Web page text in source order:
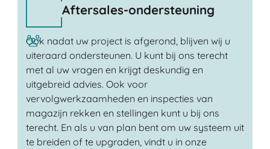
Aftersales-ondersteuning
Ook nadat uw project is afgerond, blijven wij u
uiteraard ondersteunen. U kunt bij ons terecht
met al uw vragen en krijgt deskundig en
uitgebreid advies. Ook voor
vervolgwerkzaamheden en inspecties van
magazijn rekken en stellingen kunt u bij ons
terecht. En als u van plan bent om uw systeem uit
te breiden of te upgraden, vindt u in onze